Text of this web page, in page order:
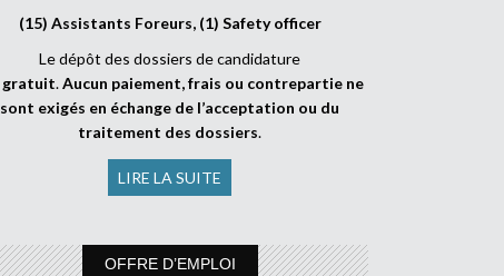
(15) Assistants Foreurs, (1) Safety officer
Le dépôt des dossiers de candidature
gratuit.Aucun paiement, frais ou contrepartie ne
sont exigés en échange de l’acceptation ou du
traitement des dossiers.
LIRE LA SUITE
OFFRE D’EMPLOI